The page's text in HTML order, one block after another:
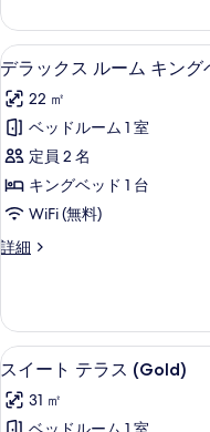
ン
グ
ベ
ッ
ド
1
台
の
す
の
写
真
を
ク
ル
ー
キ
ン
ベ
ッ
ド
台
デ
ラ
ッ
ク
ス
ル
ー
ム
ン
グ
ベ
ッ
5
デラックス ルーム キング
22 ㎡
ベッドルーム 1 室
定員 2 名
キングベッド 1 台
WiFi (無料)
詳細
デ
ス
ル
ー
キ
ン
ス
イ
ー
4
スイート テラス (Gold)
31 ㎡